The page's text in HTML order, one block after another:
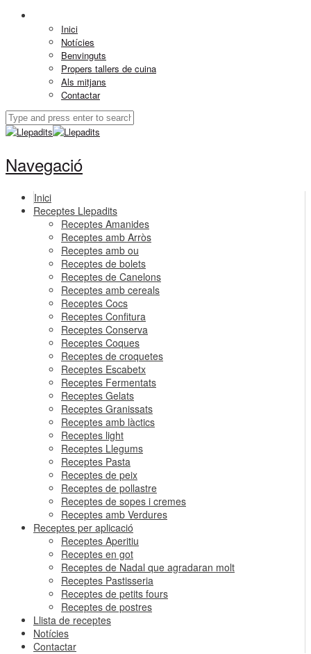
Inici
Notícies
Benvinguts
Propers tallers de cuina
Als mitjans
Contactar
Navegació
Inici
Receptes Llepadits
Receptes Amanides
Receptes amb Arròs
Receptes amb ou
Receptes de bolets
Receptes de Canelons
Receptes amb cereals
Receptes Cocs
Receptes Confitura
Receptes Conserva
Receptes Coques
Receptes de croquetes
Receptes Escabetx
Receptes Fermentats
Receptes Gelats
Receptes Granissats
Receptes amb làctics
Receptes light
Receptes Llegums
Receptes Pasta
Receptes de peix
Receptes de pollastre
Receptes de sopes i cremes
Receptes amb Verdures
Receptes per aplicació
Receptes Aperitiu
Receptes en got
Receptes de Nadal que agradaran molt
Receptes Pastisseria
Receptes de petits fours
Receptes de postres
Llista de receptes
Notícies
Contactar